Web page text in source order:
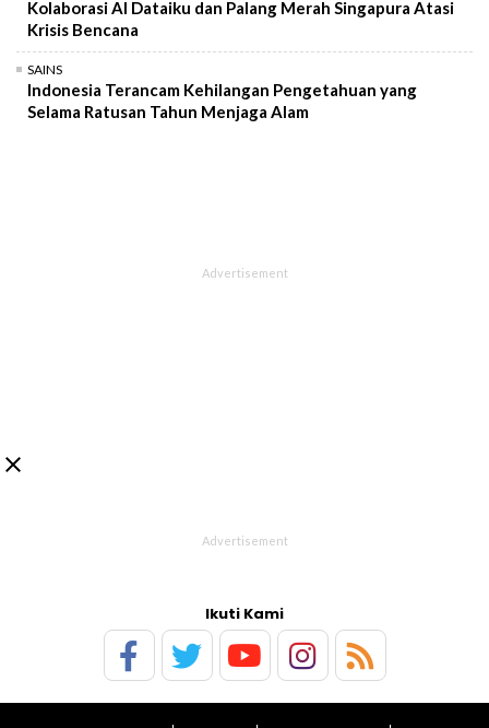
Kolaborasi AI Dataiku dan Palang Merah Singapura Atasi
Krisis Bencana
SAINS
Indonesia Terancam Kehilangan Pengetahuan yang
Selama Ratusan Tahun Menjaga Alam

Ikuti Kami